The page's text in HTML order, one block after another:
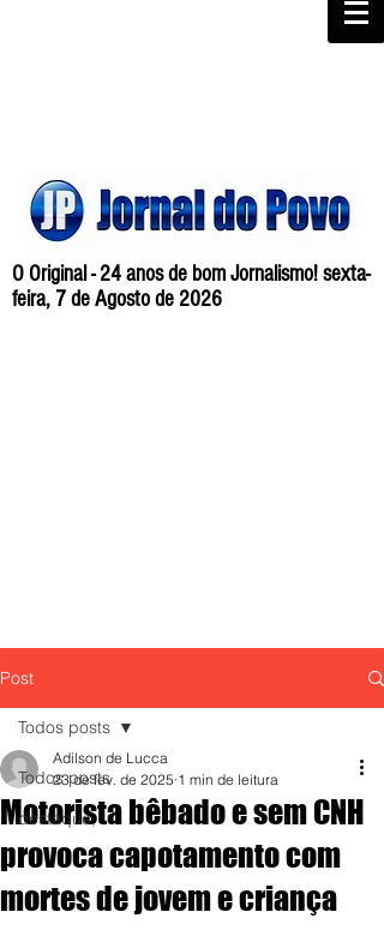
O Original - 24 anos de bom Jornalismo! sexta-
feira, 7 de Agosto de 2026
Post
Todos posts
destaque,
Todos posts
Motorista bêbado e sem CNH
provoca capotamento com
mortes de jovem e criança
Adilson de Lucca
23 de fev. de 2025 1 min de leitura